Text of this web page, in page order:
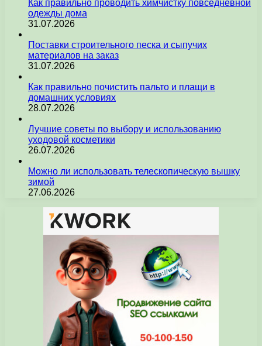
Как правильно проводить химчистку повседневной
одежды дома
31.07.2026
Поставки строительного песка и сыпучих
материалов на заказ
31.07.2026
Как правильно почистить пальто и плащи в
домашних условиях
28.07.2026
Лучшие советы по выбору и использованию
уходовой косметики
26.07.2026
Можно ли использовать телескопическую вышку
зимой
27.06.2026